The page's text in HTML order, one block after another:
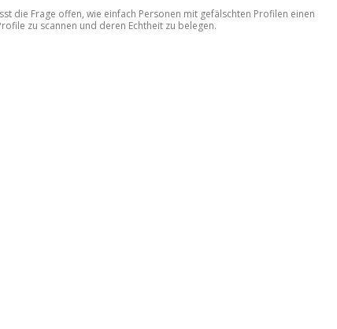
die Frage offen, wie einfach Personen mit gefälschten Profilen einen
zu scannen und deren Echtheit zu belegen.